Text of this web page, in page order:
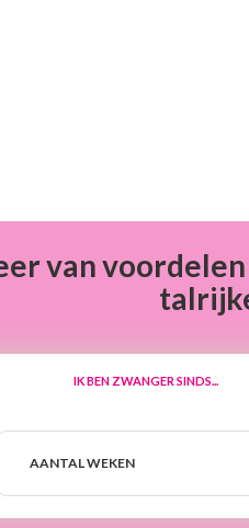
van
IK BEN ZWANGER SINDS...
wekenAANTAL WEKEN